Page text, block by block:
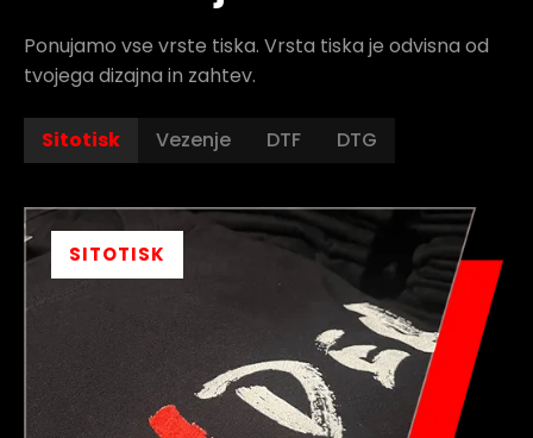
Ponujamo vse vrste tiska. Vrsta tiska je odvisna od
tvojega dizajna in zahtev.
Sitotisk Vezenje DTF DTG
SITOTISK